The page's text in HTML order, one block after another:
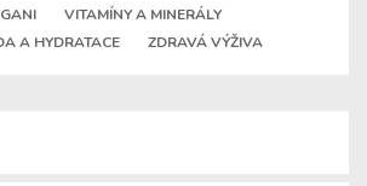
VITAMÍNY A MINERÁLY
A HYDRATACE ZDRAVÁ VÝŽIVA